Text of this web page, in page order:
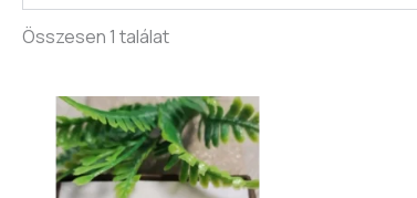
Összesen 1 találat